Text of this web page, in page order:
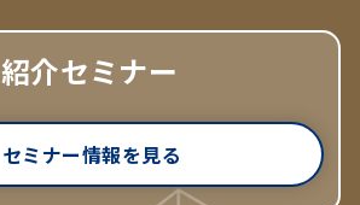
紹介セミナー
セミナー情報を見る